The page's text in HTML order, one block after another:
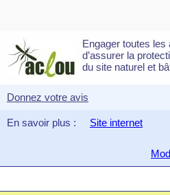
Engager toutes
d’assurer la
du site naturel et
Donnez votre avis
En savoir plus : Site internet